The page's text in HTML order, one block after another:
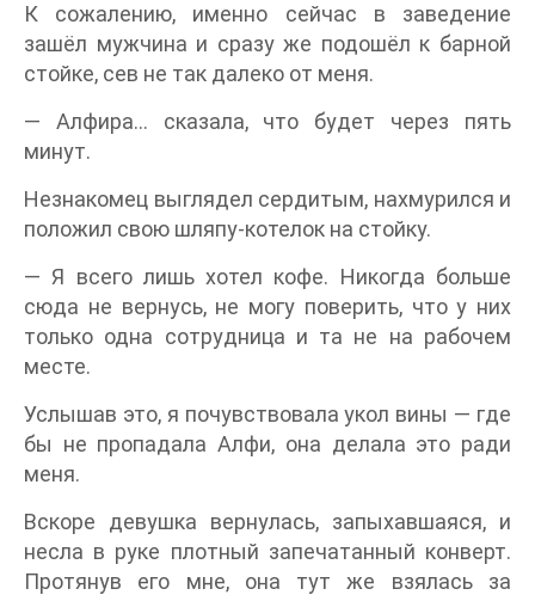
К сожалению, именно сейчас в заведение
зашёл мужчина и сразу же подошёл к барной
стойке, сев не так далеко от меня.
— Алфира… сказала, что будет через пять
минут.
Незнакомец выглядел сердитым, нахмурился и
положил свою шляпу-котелок на стойку.
— Я всего лишь хотел кофе. Никогда больше
сюда не вернусь, не могу поверить, что у них
только одна сотрудница и та не на рабочем
месте.
Услышав это, я почувствовала укол вины — где
бы не пропадала Алфи, она делала это ради
меня.
Вскоре девушка вернулась, запыхавшаяся, и
несла в руке плотный запечатанный конверт.
Протянув его мне, она тут же взялась за